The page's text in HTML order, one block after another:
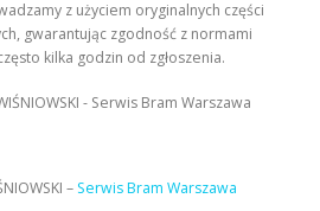
z użyciem oryginalnych części
gwarantując zgodność z normami
kilka godzin od zgłoszenia.
– Serwis Bram Warszawa